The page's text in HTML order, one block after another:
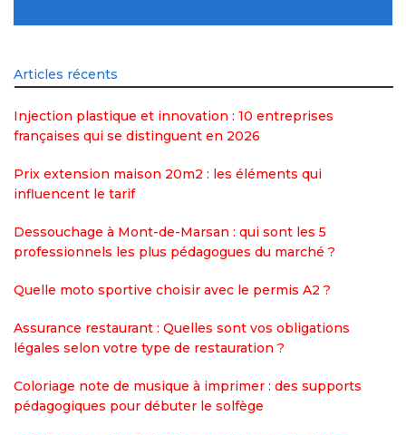
Articles récents
Injection plastique et innovation : 10 entreprises
françaises qui se distinguent en 2026
Prix extension maison 20m2 : les éléments qui
influencent le tarif
Dessouchage à Mont-de-Marsan : qui sont les 5
professionnels les plus pédagogues du marché ?
Quelle moto sportive choisir avec le permis A2 ?
Assurance restaurant : Quelles sont vos obligations
légales selon votre type de restauration ?
Coloriage note de musique à imprimer : des supports
pédagogiques pour débuter le solfège